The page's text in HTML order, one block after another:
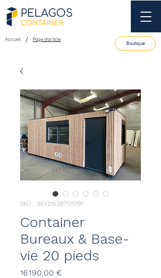
Accueil /
Page d'article
Boutique
SKU : 364215387135191
Container
Bureaux & Base-
vie 20 pieds
16 190,00 €